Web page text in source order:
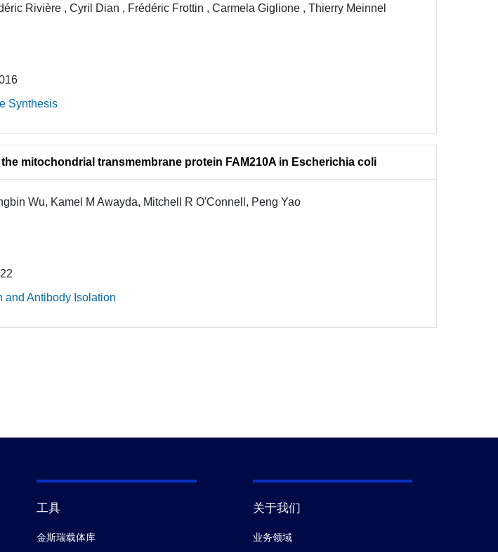
Rivière , Cyril Dian , Frédéric Frottin , Carmela Giglione , Thierry Meinnel
Synthesis
mitochondrial transmembrane protein FAM210A in Escherichia coli
Wu, Kamel M Awayda, Mitchell R O'Connell, Peng Yao
and Antibody Isolation
工具
金斯瑞载体库
关于我们
业务领域